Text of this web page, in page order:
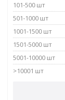
101-500 шт
501-1000 шт
1001-1500 шт
1501-5000 шт
5001-10000 шт
>10001 шт